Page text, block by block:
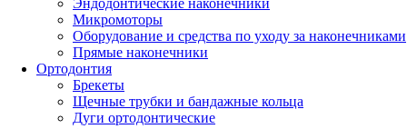
Микромоторы
Оборудование и средства по уходу за наконечниками
Прямые наконечники
Ортодонтия
Брекеты
Щечные трубки и бандажные кольца
Дуги ортодонтические